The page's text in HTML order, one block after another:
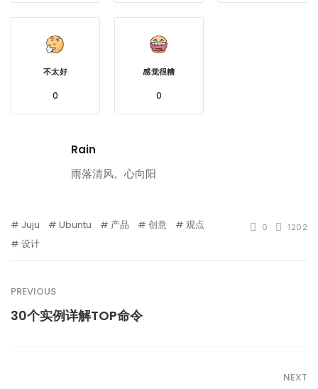
不太好
0
感觉很糟
0
Rain
雨落清风。心向阳
Juju Ubuntu 产品 创意
观点
设计
0 1202
PREVIOUS
30个实例详解TOP命令
NEXT